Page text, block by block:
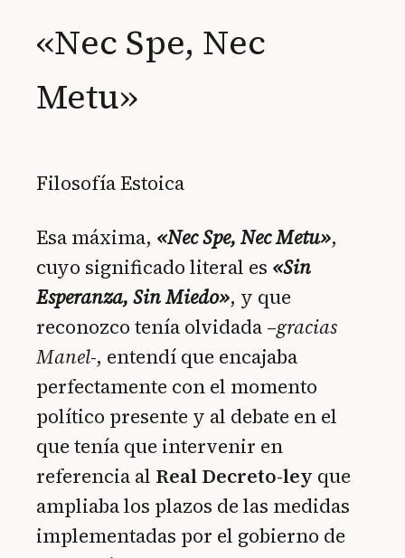
«Nec Spe, Nec
Metu»
Filosofía Estoica
Esa máxima, «Nec Spe, Nec Metu»,
cuyo significado literal es «Sin
Esperanza, Sin Miedo», y que
reconozco tenía olvidada –gracias
Manel-, entendí que encajaba
perfectamente con el momento
político presente y al debate en el
que tenía que intervenir en
referencia al Real Decreto-ley que
ampliaba los plazos de las medidas
implementadas por el gobierno de